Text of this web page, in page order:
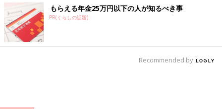
ん！（怒）』という怨念が湧き起こる（この時点で親はめちゃム
カついている）
↓
『やっと取れた！ 涙が出そう！』
↓
もらえる年金25万円以下の人が知るべき事
PR(くらしの話題)
Recommended by